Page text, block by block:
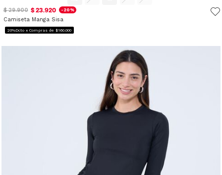
$ 29.900 $ 23.920 -20%
Camiseta Manga Sisa
20%Dcto x Compras de $160.000